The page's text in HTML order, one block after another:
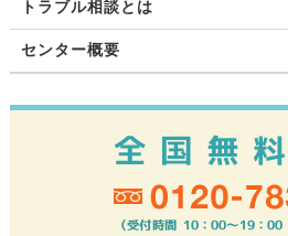
トラブル相談とは
センター概要